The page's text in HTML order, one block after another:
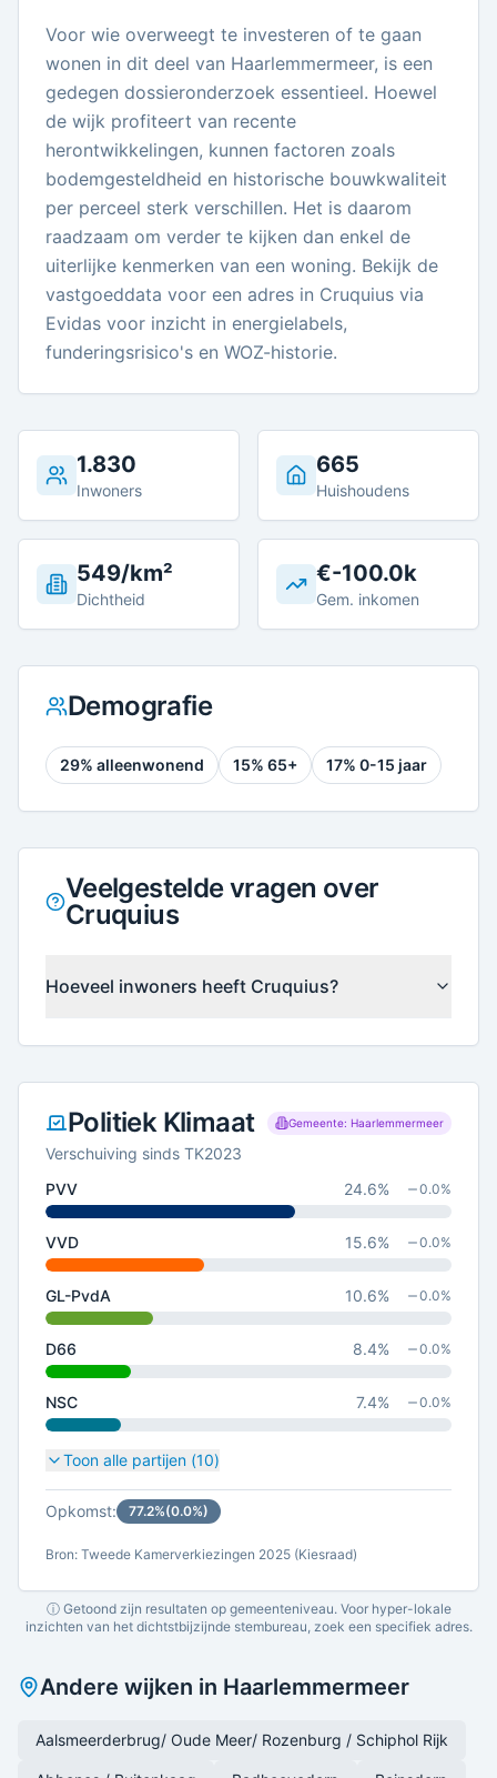
Voor wie overweegt te investeren of te gaan
wonen in dit deel van Haarlemmermeer, is een
gedegen dossieronderzoek essentieel. Hoewel
de wijk profiteert van recente
herontwikkelingen, kunnen factoren zoals
bodemgesteldheid en historische bouwkwaliteit
per perceel sterk verschillen. Het is daarom
raadzaam om verder te kijken dan enkel de
uiterlijke kenmerken van een woning. Bekijk de
vastgoeddata voor een adres in Cruquius via
Evidas voor inzicht in energielabels,
funderingsrisico's en WOZ-historie.
1.830
Inwoners
665
Huishoudens
549/km²
Dichtheid
€-100.0k
Gem. inkomen
Demografie
29% alleenwonend 15% 65+ 17% 0-15 jaar
Veelgestelde vragen over
Cruquius
Hoeveel inwoners heeft Cruquius?
Politiek Klimaat Gemeente: Haarlemmermeer
Verschuiving sinds TK2023
PVV
24.6% 0.0%
VVD 15.6% 0.0%
GL-PvdA 10.6% 0.0%
D66 8.4% 0.0%
NSC 7.4% 0.0%
Toon alle partijen (10)
Opkomst: 77.2%(0.0%)
Bron: Tweede Kamerverkiezingen 2025 (Kiesraad)
ⓘ Getoond zijn resultaten op gemeenteniveau. Voor hyper-lokale
inzichten van het dichtstbijzijnde stembureau, zoek een specifiek adres.
Andere wijken in Haarlemmermeer
Aalsmeerderbrug/ Oude Meer/ Rozenburg / Schiphol Rijk